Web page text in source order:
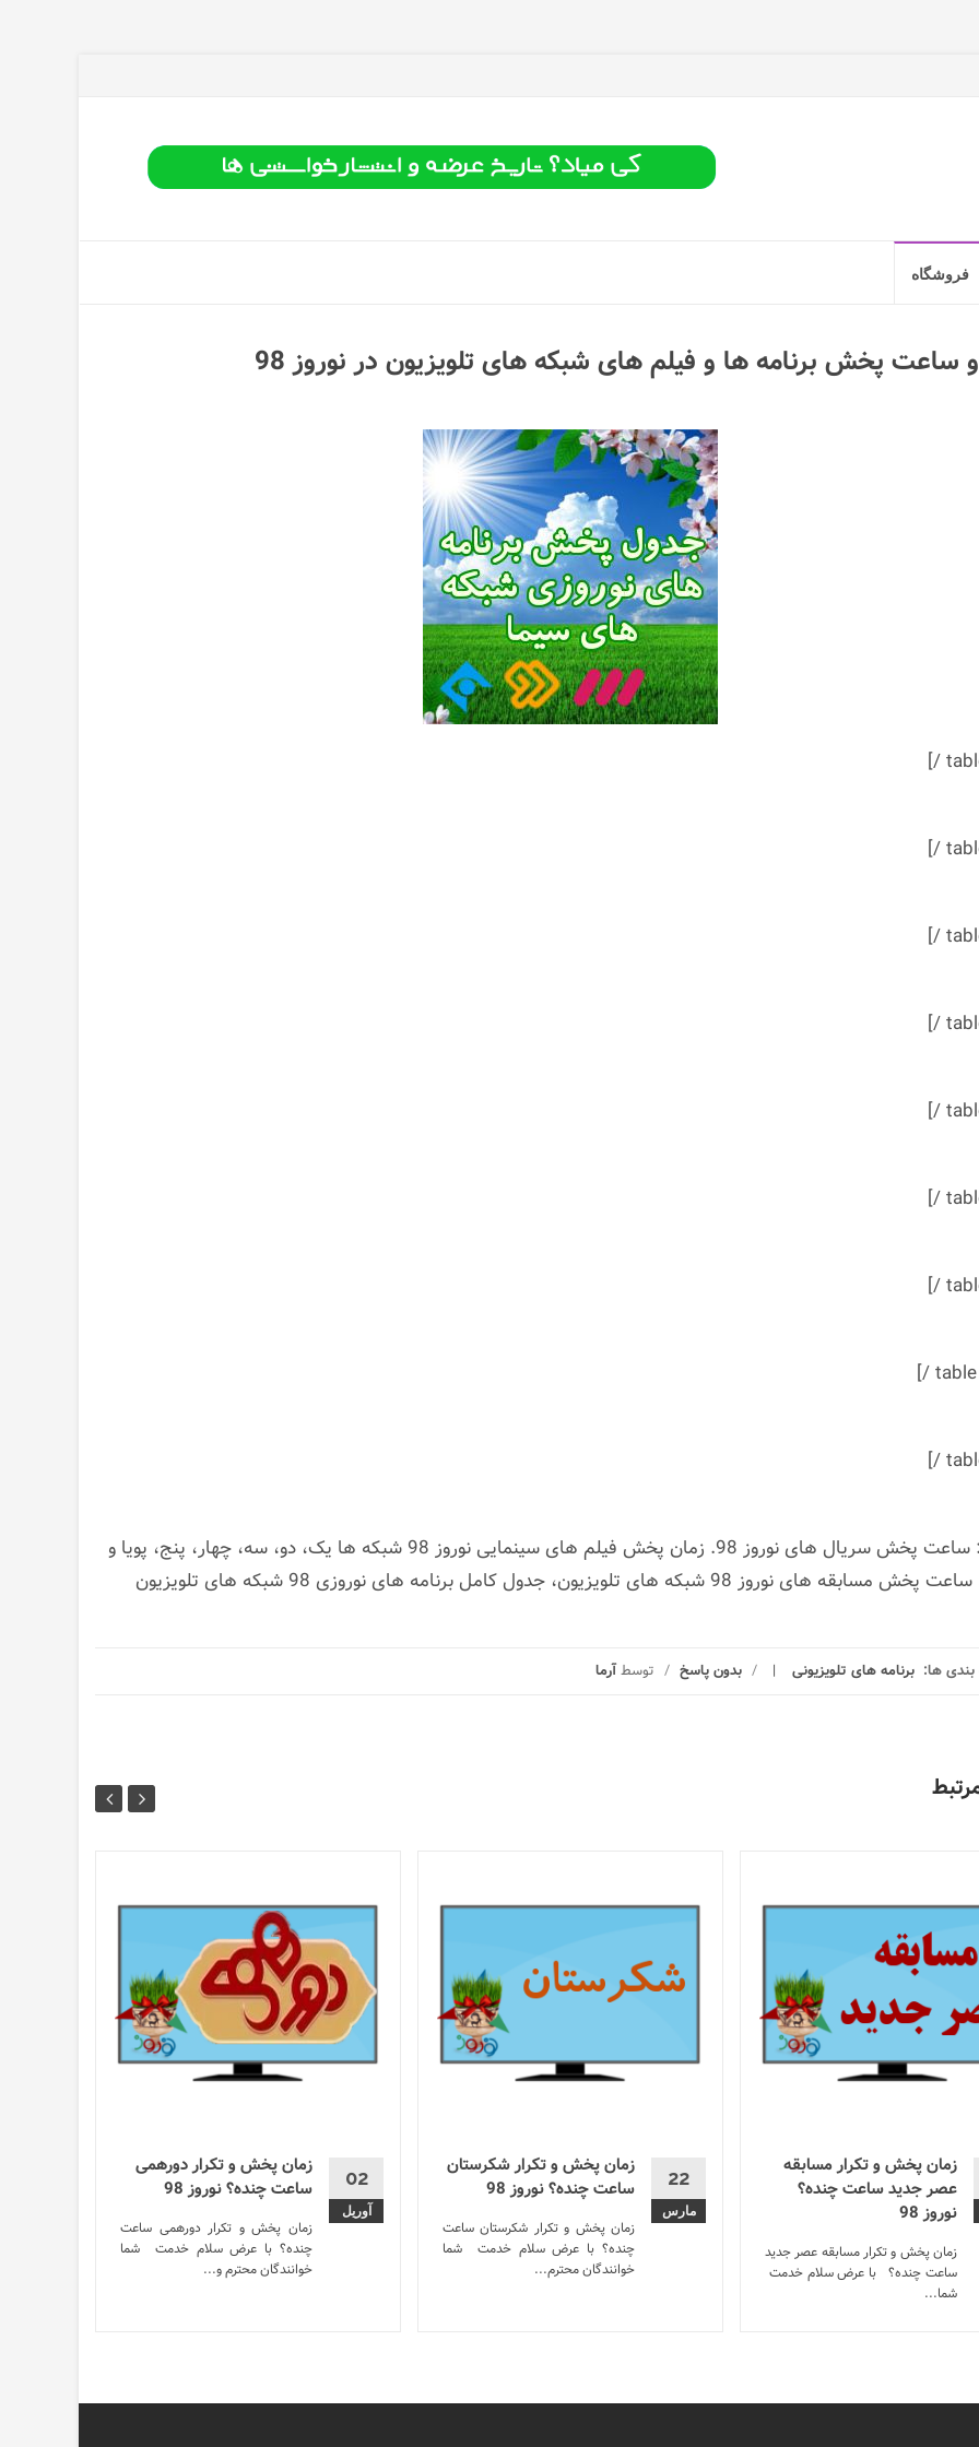
فروشگاه
ساعت پخش برنامه ها و فیلم های شبکه های تلویزیون در نوروز 98
سوالات: ساعت پخش سریال های نوروز 98. زمان پخش فیلم های سینمایی نوروز 98 شبکه ها یک، دو، سه، چهار، پنج، پویا و
های نوروز 98 شبکه های تلویزیون، جدول کامل برنامه های نوروزی 98 شبکه های تلویزیون
ها: برنامه های تلویزیونی / بدون پاسخ / توسطآرما
02
آوریل
زمان پخش و تکرار دورهمی
ساعت چنده؟ نوروز 98
زمان پخش و تکرار دورهمی ساعت
چنده؟ با عرض سلام خدمت شما
خوانندگان محترم و...
22
مارس
زمان پخش و تکرار شکرستان
ساعت چنده؟ نوروز 98
زمان پخش و تکرار شکرستان ساعت
چنده؟ با عرض سلام خدمت شما
خوانندگان محترم...
زمان پخش و تکرار مسابقه
عصر جدید ساعت چنده؟
نوروز 98
زمان پخش و تکرار مسابقه عصر جدید
ساعت چنده؟ با عرض سلام خدمت
شما...